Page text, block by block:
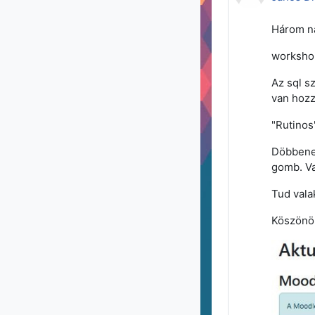
Három
Az sql
van
gomb.
Tud